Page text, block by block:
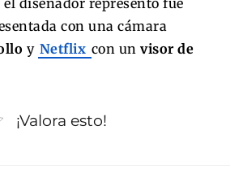
con una cámara
y Netflix con un visor de
¡Valora esto!